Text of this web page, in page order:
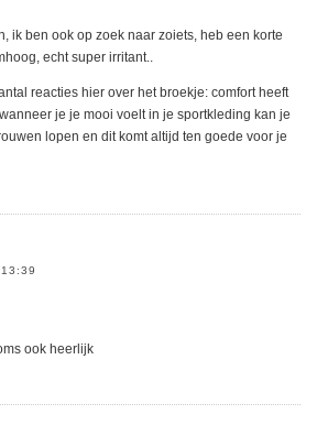
ik ben ook op zoek naar zoiets, heb een korte
echt super irritant..
reacties hier over het broekje: comfort heeft
je je mooi voelt in je sportkleding kan je
lopen en dit komt altijd ten goede voor je
ook heerlijk